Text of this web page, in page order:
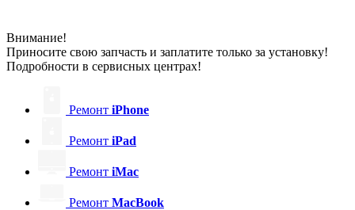
Внимание!
Приносите свою запчасть и заплатите только за установку!
Подробности в сервисных центрах!
Ремонт iPhone
Ремонт iPad
Ремонт iMac
Ремонт MacBook